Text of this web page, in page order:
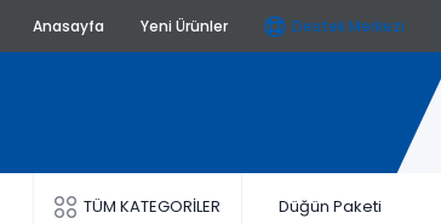
Anasayfa Yeni Ürünler Destek Merkezi
TÜM KATEGORİLER Düğün Paketi